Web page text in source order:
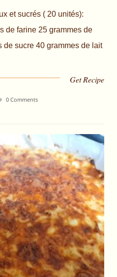
et sucrés ( 20 unités):
de farine 25 grammes de
de sucre 40 grammes de lait
Get Recipe
0 Comments